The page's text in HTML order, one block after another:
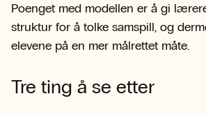
Poenget med modellen er å gi
struktur for å tolke samspill, og
elevene på en mer målrettet måte.
Tre ting å se etter